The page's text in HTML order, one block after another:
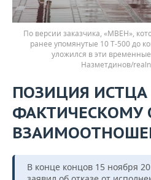
По версии заказчика, «МВЕН»,
ранее упомянутые 10 Т-500 до
уложился в эти
Назметдинов/
ПОЗИЦИЯ
ФАКТИЧЕСКОМУ
В конце концов 15 ноября